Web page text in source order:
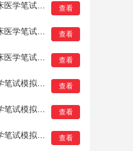
查看
查看
查看
查看
查看
查看